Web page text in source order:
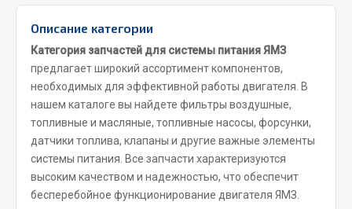
Весь раздел
Фильтры
Mann-filter
Vic
Автоторг
Дифа
Описание категории
Категория запчастей для системы питания ЯМЗ
предлагает широкий ассортимент компонентов,
необходимых для эффективной работы двигателя. В
нашем каталоге вы найдете фильтры воздушные,
топливные и масляные, топливные насосы, форсунки,
датчики топлива, клапаны и другие важные элементы
системы питания. Все запчасти характеризуются
высоким качеством и надежностью, что обеспечит
бесперебойное функционирование двигателя ЯМЗ.